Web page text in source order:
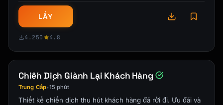
**4. [Tip Title]**
[1-2 sentence explanation] [Link: Get started
→]
→]
Which tip are you trying first?
quả bền vững.
LẤY
4.250 4.8
Chiến Dịch Giành Lại Khách Hàng
Trung Cấp•15 phút
Thiết kế chiến dịch thu hút khách hàng đã rời đi. Ưu đãi và